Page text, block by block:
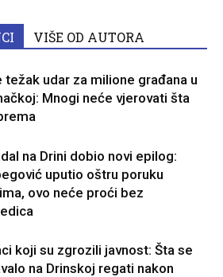
VIŠE OD AUTORA
težak udar za milione građana u
Mnogi neće vjerovati šta
na Drini dobio novi epilog:
uputio oštru poruku
ovo neće proći bez
koji su zgrozili javnost: Šta se
na Drinskoj regati nakon